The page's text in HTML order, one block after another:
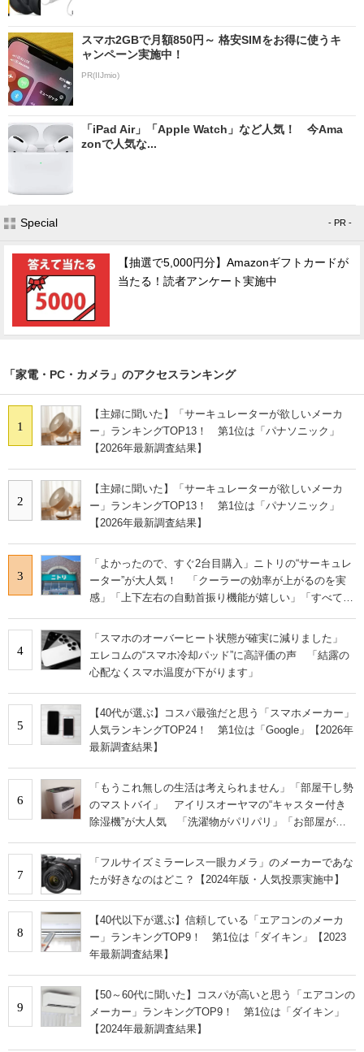
スマホ2GBで月額850円～ 格安SIMをお得に使うキ
ャンペーン実施中！
PR(IIJmio)
「iPad Air」「Apple Watch」など人気！ 今Ama
zonで人気な...
Special - PR -
【抽選で5,000円分】Amazonギフトカードが
当たる！読者アンケート実施中
「家電・PC・カメラ」のアクセスランキング
1
【主婦に聞いた】「サーキュレーターが欲しいメーカ
ー」ランキングTOP13！ 第1位は「パナソニック」
【2026年最新調査結果】
2
【主婦に聞いた】「サーキュレーターが欲しいメーカ
ー」ランキングTOP13！ 第1位は「パナソニック」
【2026年最新調査結果】
3
「よかったので、すぐ2台目購入」ニトリの“サーキュレ
ーター”が大人気！ 「クーラーの効率が上がるのを実
感」「上下左右の自動首振り機能が嬉しい」「すべて洗
4
「スマホのオーバーヒート状態が確実に減りました」
エレコムの“スマホ冷却パッド”に高評価の声 「結露の
心配なくスマホ温度が下がります」
5
【40代が選ぶ】コスパ最強だと思う「スマホメーカー」
人気ランキングTOP24！ 第1位は「Google」【2026年
最新調査結果】
6
「もうこれ無しの生活は考えられません」「部屋干し勢
のマストバイ」 アイリスオーヤマの“キャスター付き
除湿機”が大人気 「洗濯物がパリパリ」「お部屋が快
7
「フルサイズミラーレス一眼カメラ」のメーカーであな
たが好きなのはどこ？【2024年版・人気投票実施中】
8
【40代以下が選ぶ】信頼している「エアコンのメーカ
ー」ランキングTOP9！ 第1位は「ダイキン」【2023
年最新調査結果】
9
【50～60代に聞いた】コスパが高いと思う「エアコンの
メーカー」ランキングTOP9！ 第1位は「ダイキン」
【2024年最新調査結果】